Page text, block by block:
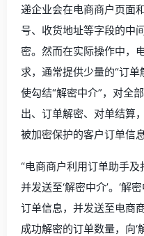
递企业会在电商商户页面
号、收货地址等字段的中
密。然而在实际操作中，
求，通常提供少量的“订
使勾结“解密中介”，对全
出、订单解密、对单结算
被加密保护的客户订单信息
“电商商户利用订单助手及
并发送至‘解密中介’。‘解
订单信息，并发送至电商
成功解密的订单数量，向‘